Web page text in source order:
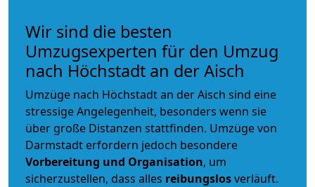
Wir sind die besten
Umzugsexperten für den Umzug
nach Höchstadt an der Aisch
Umzüge nach Höchstadt an der Aisch sind eine
stressige Angelegenheit, besonders wenn sie
über große Distanzen stattfinden. Umzüge von
Darmstadt erfordern jedoch besondere
Vorbereitung und Organisation, um
sicherzustellen, dass alles reibungslosverläuft.